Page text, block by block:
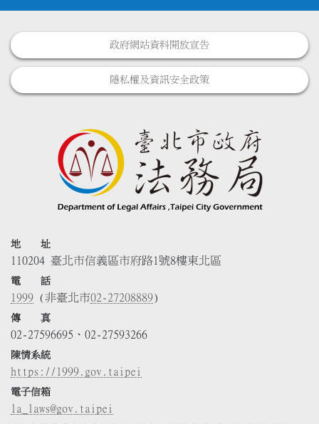
政府網站資料開放宣告
隱私權及資訊安全政策
地 址
110204 臺北市信義區市府路1號8樓東北區
電 話
1999 (非臺北市02-27208889)
傳 真
02-27596695、02-27593266
陳情系統
https://1999.gov.taipei
電子信箱
la_laws@gov.taipei